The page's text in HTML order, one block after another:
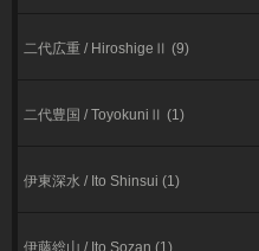
二代広重 / HiroshigeⅡ (9)
二代豊国 / ToyokuniⅡ (1)
伊東深⽔ / Ito Shinsui (1)
伊藤総山 / Ito Sozan (1)